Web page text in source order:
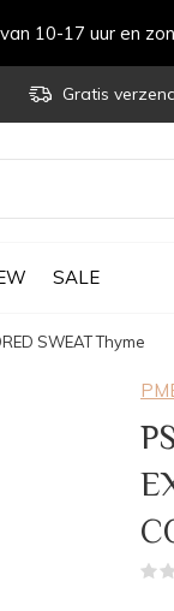
SALE
Gratis
10-17 uur en
SWEAT Thyme